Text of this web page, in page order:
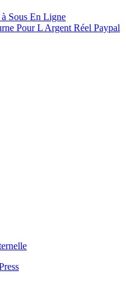
Sous En Ligne
Pour L Argent Réel Paypal